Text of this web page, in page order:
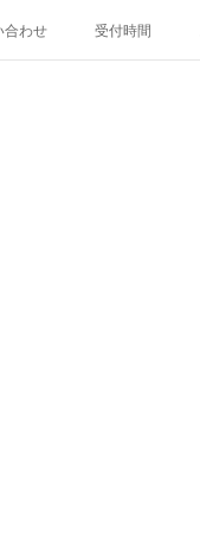
合わせ 受付時間